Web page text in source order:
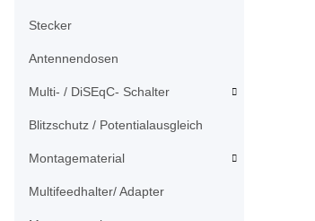
Stecker
Antennendosen
Multi- / DiSEqC- Schalter
Blitzschutz / Potentialausgleich
Montagematerial
Multifeedhalter/ Adapter